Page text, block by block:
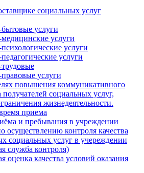
социальных услуг
услуги
услуги
услуги
услуги
услуги
повышения коммуникативного
получателей социальных услуг,
жизнедеятельности.
приема
и пребывания в учреждении
осуществлению контроля качества
социальных услуг в учереждении
служба контроля)
оценка качества условий оказания